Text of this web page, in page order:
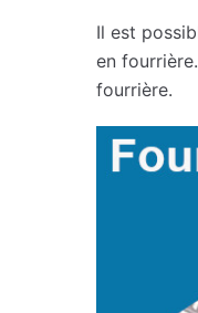
Il est
en
fourrière.